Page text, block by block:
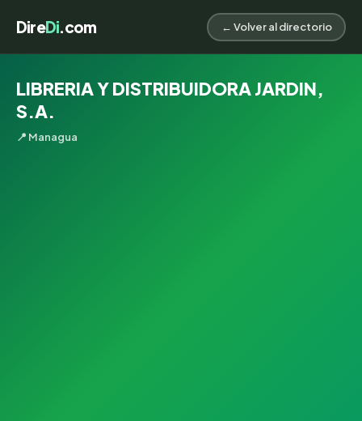
DireDi.com ← Volver al directorio
LIBRERIA Y DISTRIBUIDORA JARDIN,
S.A.
📍 Managua